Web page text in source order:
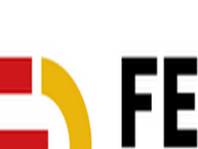
مالي |
الروسية